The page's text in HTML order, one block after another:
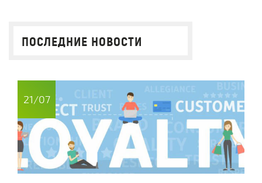
ПОСЛЕДНИЕ НОВОСТИ
21/07